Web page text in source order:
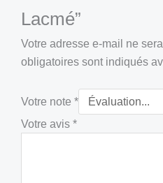
Lacmé”
Votre adresse e-mail ne
obligatoires sont indiqués
Votre note *
Votre avis *